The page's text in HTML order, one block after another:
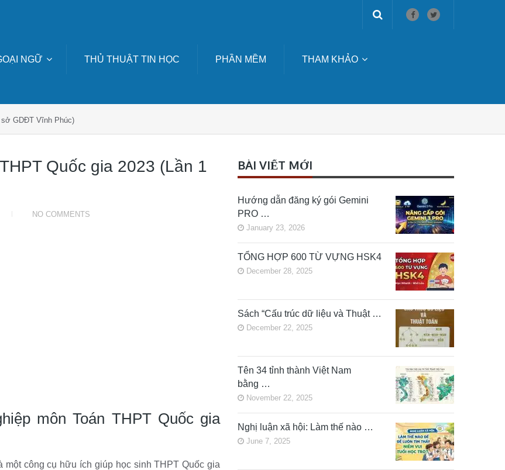
NGỮ THỦ THUẬT TIN HỌC PHẦN MỀM THAM KHẢO
GDĐT Vĩnh Phúc)
Quốc gia 2023 (Lần 1
NO COMMENTS
môn Toán THPT Quốc gia
công cụ hữu ích giúp học sinh THPT Quốc gia
BÀI VIẾT MỚI
Hướng dẫn đăng ký gói Gemini
PRO …
January 23, 2026
TỔNG HỢP 600 TỪ VỰNG HSK4
December 28, 2025
Sách “Cấu trúc dữ liệu và Thuật …
December 22, 2025
Tên 34 tỉnh thành Việt Nam
bằng …
November 22, 2025
Nghị luận xã hội: Làm thế nào …
June 7, 2025